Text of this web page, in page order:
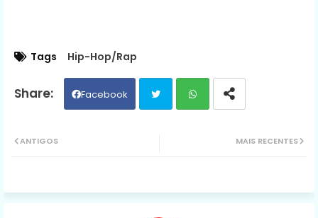
Tags Hip-Hop/Rap
Facebook
ap
MAIS RECENTES
ANTIGOS